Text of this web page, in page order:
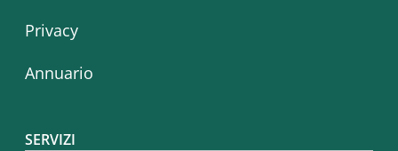
Privacy
Annuario
SERVIZI